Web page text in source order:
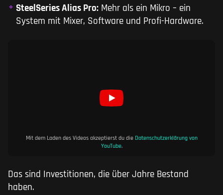
SteelSeries Alias Pro: Mehr als ein Mikro – ein
System mit Mixer, Software und Profi-Hardware.
Mit dem Laden des Videos akzeptierst du die Datenschutzerklärung von
YouTube.
Das sind Investitionen, die über Jahre Bestand
haben.